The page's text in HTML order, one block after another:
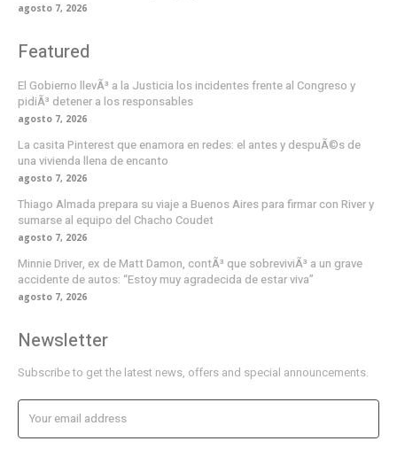
agosto 7, 2026
Featured
El Gobierno llevÃ³ a la Justicia los incidentes frente al Congreso y
pidiÃ³ detener a los responsables
agosto 7, 2026
La casita Pinterest que enamora en redes: el antes y despuÃ©s de
una vivienda llena de encanto
agosto 7, 2026
Thiago Almada prepara su viaje a Buenos Aires para firmar con River y
sumarse al equipo del Chacho Coudet
agosto 7, 2026
Minnie Driver, ex de Matt Damon, contÃ³ que sobreviviÃ³ a un grave
accidente de autos: “Estoy muy agradecida de estar viva”
agosto 7, 2026
Newsletter
Subscribe to get the latest news, offers and special announcements.